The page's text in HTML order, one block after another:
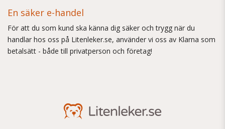
En säker e-handel
För att du som kund ska känna dig säker och trygg när du
handlar hos oss på Litenleker.se, använder vi oss av Klarna som
betalsätt - både till privatperson och företag!